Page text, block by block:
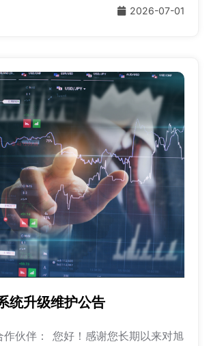
2026-07-01
统升级维护公告
作伙伴： 您好！感谢您长期以来对旭